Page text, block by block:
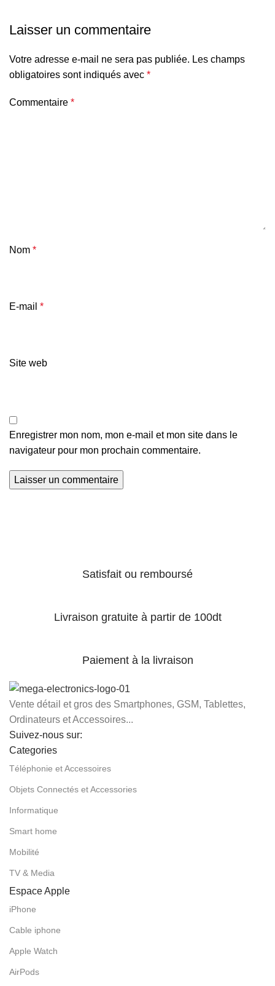
Laisser un commentaire
Votre adresse e-mail ne sera pas publiée. Les champs
obligatoires sont indiqués avec *
Commentaire *
Nom *
E-mail *
Site web
Enregistrer mon nom, mon e-mail et mon site dans le
navigateur pour mon prochain commentaire.
Satisfait ou remboursé
Livraison gratuite à partir de 100dt
Paiement à la livraison
Vente détail et gros des Smartphones, GSM, Tablettes,
Ordinateurs et Accessoires...
Suivez-nous sur:
Categories
Téléphonie et Accessoires
Objets Connectés et Accessories
Informatique
Smart home
Mobilité
TV & Media
Espace Apple
iPhone
Cable iphone
Apple Watch
AirPods